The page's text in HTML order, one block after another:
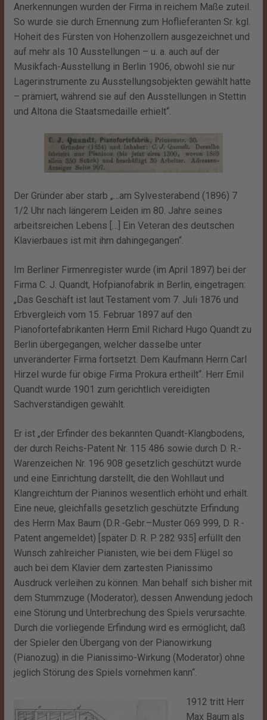
Anerkennungen wurden der Firma in reichem Maße zuteil.
So wurde sie durch Ernennung zum Hoflieferanten Sr. kgl.
Hoheit des Fürsten von Hohenzollern ausgezeichnet und
auf mehr als 10 Ausstellungen – u. a. auch auf der
Musikfach-Ausstellung in Berlin 1906, obwohl sie nur
Lagerinstrumente zu Ausstellungsobjekten gewählt hatte
– prämiert, während sie auf den Ausstellungen in Stettin
und Altona die Staatsmedaille erhielt“.
Der Gründer aber starb „…am Sylvesterabend (1896) 7
1/2 Uhr nach längerem Leiden im 80. Jahre seines
arbeitsreichen Lebens […] Ein Veteran des deutschen
Klavierbaues ist mit ihm dahingegangen“.
Im Berliner Firmenregister wurde (im April 1897) bei der
Firma C. J. Quandt, Hofpianofabrik in Berlin, eingetragen:
„Das Geschäft ist laut Testament vom 7. Juli 1876 und
Erbvergleich vom 15. Februar 1897 auf den
Pianofortefabrikanten Herrn Emil Richard Hugo Quandt zu
Berlin übergegangen, welcher dasselbe unter
unveränderter Firma fortsetzt. Dem Kaufmann Herrn Carl
Hirzel wurde für obige Firma Prokura ertheilt“. Herr Emil
Quandt wurde 1901 zum gerichtlich vereidigten
Sachverständigen gewählt.
Er ist „der Erfinder des bekannten Quandt-Klangbodens,
der durch Reichs-Patent Nr. 115 486 sowie durch D. R.-
Warenzeichen Nr. 196 908 gesetzlich geschützt wurde
und eine Einrichtung darstellt, die den Wohllaut und
Klangreichtum der Pianinos wesentlich erhöht und erhält.
Eine neue, gleichfalls gesetzlich geschützte Erfindung
des Herrn Max Baum (D.R.-Gebr.–Muster 069 999, D. R.-
Patent angemeldet) [später D. R. P. 282 935] erfüllt den
Wunsch zahlreicher Pianisten, wie bei dem Flügel so
auch bei dem Klavier dem zartesten Pianissimo
Ausdruck verleihen zu können. Man behalf sich bisher mit
dem Stummzuge (Moderator), dessen Anwendung jedoch
eine Störung und Unterbrechung des Spiels verursachte.
Durch die vorliegende Erfindung wird es ermöglicht, daß
der Spieler den Übergang von der Pianowirkung
(Pianozug) in die Pianissimo-Wirkung (Moderator) ohne
jeglich Störung des Spiels vornehmen kann“.
1912 tritt Herr
Max Baum als